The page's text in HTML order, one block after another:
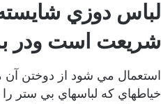
لباس دوزي
شريعت است ودر
استعمال مي شود از دوختن آن
خياطهاي كه لباسهاي بي ستر